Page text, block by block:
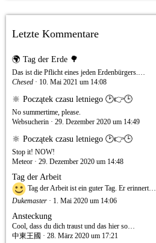
Letzte Kommentare
🌍 Tag der Erde 🌳
Das ist die Pflicht eines jeden Erdenbürgers.…
Chesed
10. Mai 2021 um 14:08
🔆 Początek czasu letniego 🕑👉🕒
No summertime, please.
Websucherin
29. Dezember 2020 um 14:49
🔆 Początek czasu letniego 🕑👉🕒
Stop it! NOW!
Meteor
29. Dezember 2020 um 14:48
Tag der Arbeit
Tag der Arbeit ist ein guter Tag. Er erinnert…
Dukemaster
1. Mai 2020 um 14:06
Ansteckung
Cool, dass du dich traust und das hier so…
中東王國
28. März 2020 um 17:21